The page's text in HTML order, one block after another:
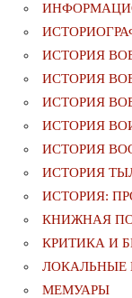
ИСТОРИЯ
ИСТОРИЯ
ИСТОРИЯ
ИСТОРИЯ
ИСТОРИЯ
ИСТОРИЯ
ИСТОРИЯ:
КНИЖНАЯ
КРИТИКА И
ЛОКАЛЬНЫЕ
МЕМУАРЫ